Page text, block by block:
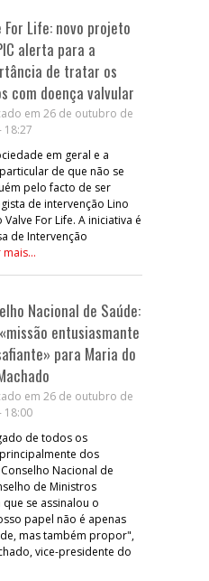
For Life: novo projeto
alerta para a
de tratar os
com doença valvular
em 26 de outubro de
18:27
em geral e a
de que não se
pelo facto de ser
de intervenção Lino
For Life. A iniciativa é
de Intervenção
mais...
Nacional de Saúde:
entusiasmante
para Maria do
em 26 de outubro de
18:00
de todos os
dos
Nacional de
de Ministros
se assinalou o
papel não é apenas
mas também propor",
vice-presidente do